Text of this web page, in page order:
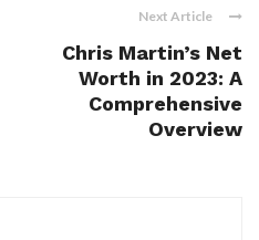
Next Article
Chris Martin’s Net
Worth in 2023: A
Comprehensive
Overview